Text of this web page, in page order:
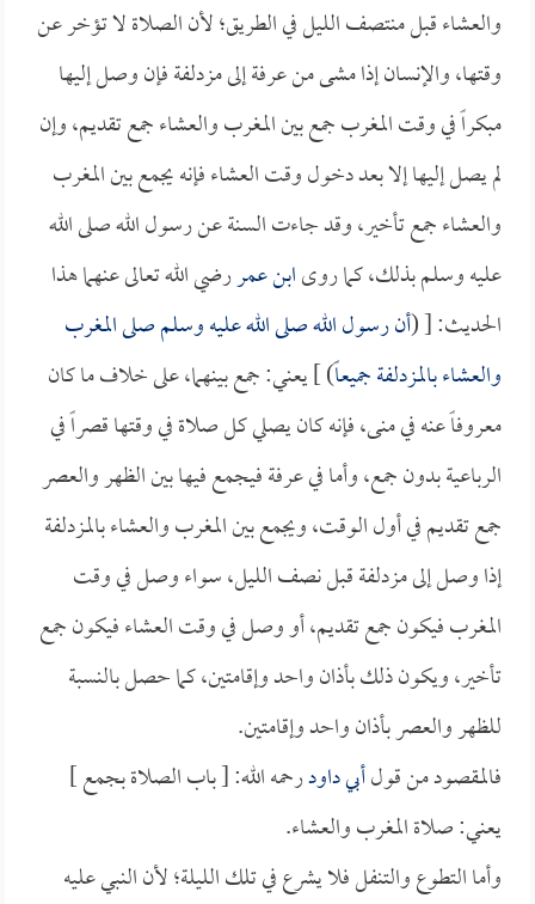
والعشاء قبل منتصف الليل في الطريق؛ لأن الصلاة لا تؤخر عن
وقتها، والإنسان إذا مشى من عرفة إلى مزدلفة فإن وصل إليها
مبكراً في وقت المغرب جمع بين المغرب والعشاء جمع تقديم، وإن
لم يصل إليها إلا بعد دخول وقت العشاء فإنه يجمع بين المغرب
والعشاء جمع تأخير، وقد جاءت السنة عن رسول الله صلى الله
عليه وسلم بذلك، كما روىابن عمررضي الله تعالى عنهما هذا
الحديث: [ (أن رسول الله صلى الله عليه وسلم صلى المغرب
والعشاء بالمزدلفة جميعاً) ] يعني: جمع بينهما، على خلاف ما كان
معروفاً عنه في منى، فإنه كان يصلي كل صلاة في وقتها قصراً في
الرباعية بدون جمع، وأما في عرفة فيجمع فيها بين الظهر والعصر
جمع تقديم في أول الوقت، ويجمع بين المغرب والعشاء بالمزدلفة
إذا وصل إلى مزدلفة قبل نصف الليل، سواء وصل في وقت
المغرب فيكون جمع تقديم، أو وصل في وقت العشاء فيكون جمع
تأخير، ويكون ذلك بأذان واحد وإقامتين، كما حصل بالنسبة
للظهر والعصر بأذان واحد وإقامتين.
فالمقصود من قولأبي داودرحمه الله: [ باب الصلاة بجمع ]
يعني: صلاة المغرب والعشاء.
وأما التطوع والتنفل فلا يشرع في تلك الليلة؛ لأن النبي عليه